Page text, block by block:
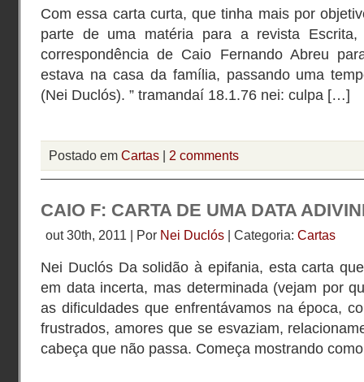
Com essa carta curta, que tinha mais por
parte de uma matéria para a revista
correspondência de Caio Fernando Abreu
estava na casa da família, passando uma
(Nei Duclós). ” tramandaí 18.1.76 nei: culpa […]
Postado em Cartas | 2 comments
CAIO F: CARTA DE UMA DATA
out 30th, 2011 | Por Nei Duclós | Categoria: Cartas
Nei Duclós Da solidão à epifania, esta carta
em data incerta, mas determinada (vejam por
as dificuldades que enfrentávamos na época,
frustrados, amores que se esvaziam,
cabeça que não passa. Começa mostrando